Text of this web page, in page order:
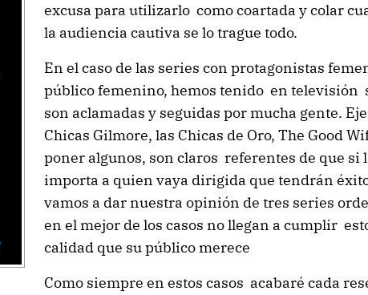
excusa para utilizarlo como coartada y colar
la audiencia cautiva se lo trague todo.
En el caso de las series con protagonistas
público femenino, hemos tenido en televisión
son aclamadas y seguidas por mucha gente.
Chicas Gilmore, las Chicas de Oro, The Good
poner algunos, son claros referentes de que si
importa a quien vaya dirigida que tendrán
vamos a dar nuestra opinión de tres series
en el mejor de los casos no llegan a cumplir
calidad que su público merece
Como siempre en estos casos acabaré cada